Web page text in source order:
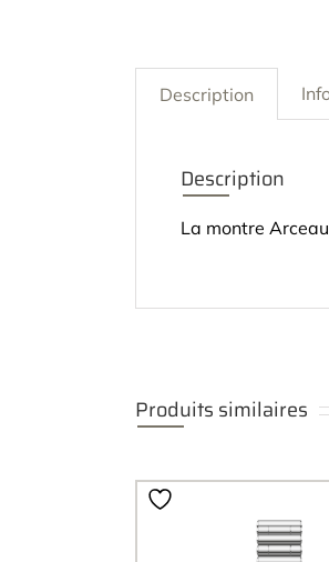
Description
Description
La montre Arceau
Produits similaires